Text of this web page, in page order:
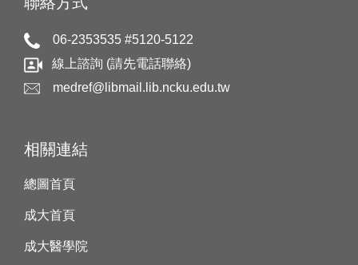
06-2353535 #5120-5122
線上諮詢 (請先電話聯絡)
medref@libmail.lib.ncku.edu.tw
相關連結
總圖首頁
成大首頁
成大醫學院